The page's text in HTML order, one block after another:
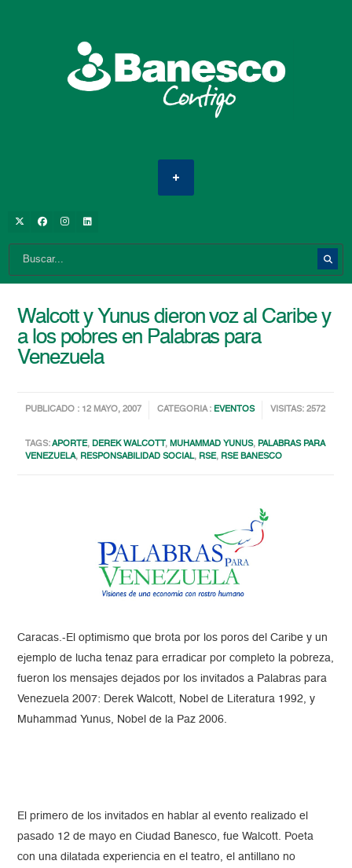
Walcott y Yunus dieron voz al Caribe y
a los pobres en Palabras para
Venezuela
PUBLICADO : 12 MAYO, 2007 CATEGORIA : EVENTOS VISITAS: 2572
TAGS:APORTE,DEREK WALCOTT,MUHAMMAD YUNUS, PALABRAS PARA
VENEZUELA, RESPONSABILIDAD SOCIAL, RSE, RSE BANESCO
Caracas.-El optimismo que brota por los poros del Caribe y un
ejemplo de lucha tenaz para erradicar por completo la pobreza,
fueron los mensajes dejados por los invitados a Palabras para
Venezuela 2007: Derek Walcott, Nobel de Literatura 1992, y
Muhammad Yunus, Nobel de la Paz 2006.
El primero de los invitados en hablar al evento realizado el
pasado 12 de mayo en Ciudad Banesco, fue Walcott. Poeta
con una dilatada experiencia en el teatro, el antillano no